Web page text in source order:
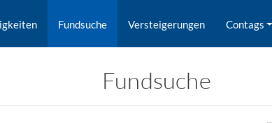
Fundsuche Versteigerungen Contags
Fundsuche